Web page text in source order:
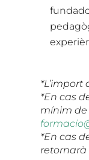
*En cas
mínim de
*En cas
retornarà